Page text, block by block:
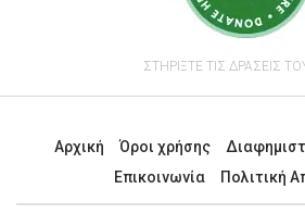
ΣΤΗΡΙΞΤΕ ΤΙΣ ΔΡΑΣΕΙΣ
Αρχική Όροι χρήσης
Επικοινωνία
Πολιτική